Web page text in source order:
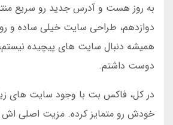
به روز هست و آدرس جدید رو سریع
دوازدهم، طراحی سایت خیلی ساده و
همیشه دنبال سایت های پیچیده
دوست داشتم.
در کل، فاکس بت با وجود سایت های
خودش رو متمایز کرده. مزیت اصلی اش